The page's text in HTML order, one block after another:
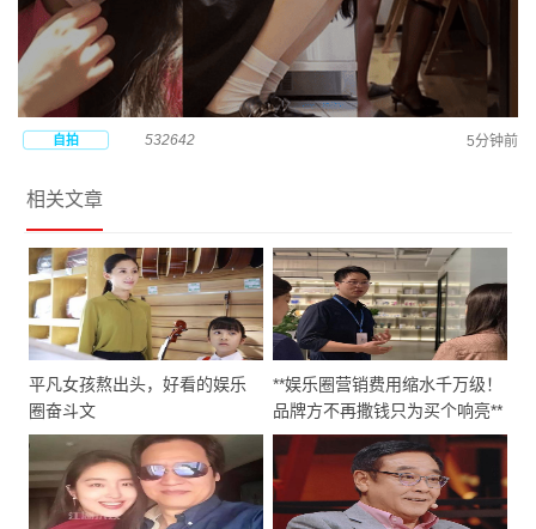
自拍 532642 5分钟前
相关文章
平凡女孩熬出头，好看的娱乐
圈奋斗文
**娱乐圈营销费用缩水千万级！
品牌方不再撒钱只为买个响亮**